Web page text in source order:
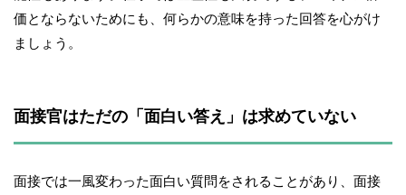
価とならないためにも、何らかの意味を持った回答を心がけ
ましょう。
面接官はただの「面白い答え」は求めていない
面接では一風変わった面白い質問をされることがあり、面接